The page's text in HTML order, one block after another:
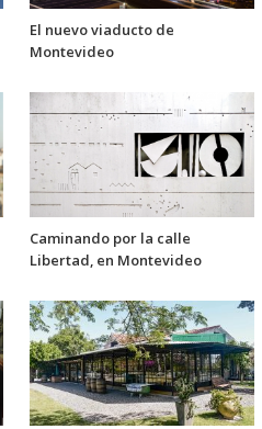
El nuevo viaducto de
Montevideo
Caminando por la calle
Libertad, en Montevideo